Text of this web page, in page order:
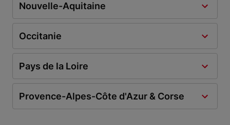
Nouvelle-Aquitaine
Occitanie
Pays de la Loire
Provence-Alpes-Côte d'Azur & Corse